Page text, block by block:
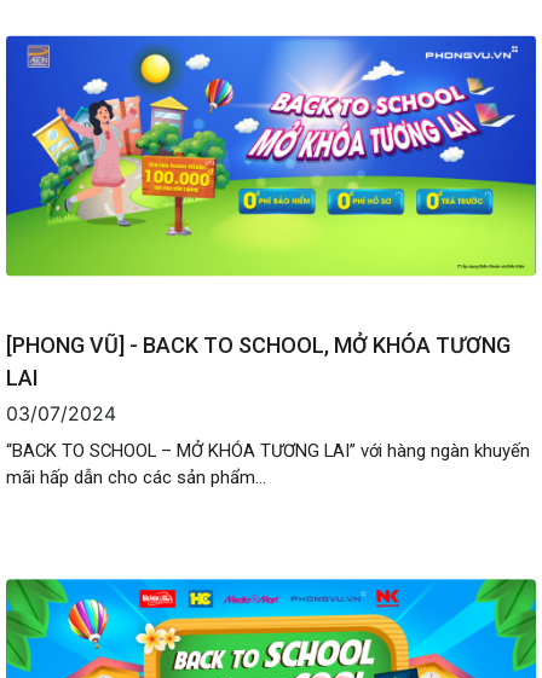
[PHONG VŨ] - BACK TO SCHOOL, MỞ KHÓA TƯƠNG
LAI
03/07/2024
“BACK TO SCHOOL – MỞ KHÓA TƯƠNG LAI” với hàng ngàn khuyến
mãi hấp dẫn cho các sản phẩm...